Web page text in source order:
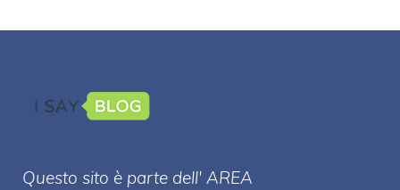
Questo sito è parte dell' AREA